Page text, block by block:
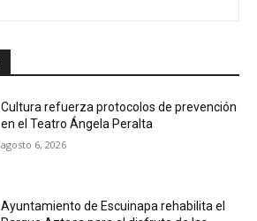
Cultura refuerza protocolos de prevención
en el Teatro Ángela Peralta
agosto 6, 2026
Ayuntamiento de Escuinapa rehabilita el